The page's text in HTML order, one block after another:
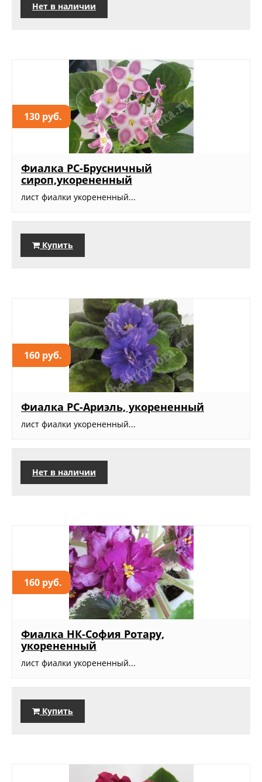
Нет в наличии
130 руб.
Фиалка РС-Брусничный
сироп,укорененный
лист фиалки укорененный...
Купить
160 руб.
Фиалка РС-Ариэль, укорененный
лист фиалки укорененный...
Нет в наличии
160 руб.
Фиалка НК-София Ротару,
укорененный
лист фиалки укорененный...
Купить